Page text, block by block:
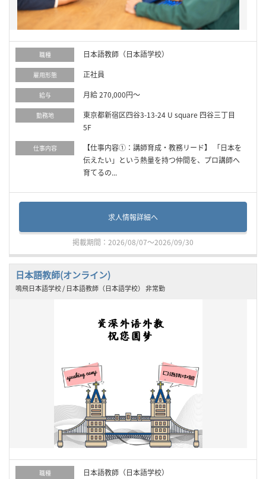
職種 日本語教師（日本語学校）
雇用形態 正社員
給与 月給 270,000円～
勤務地
東京都新宿区四谷3-13-24 U square 四谷三丁目
5F
仕事内容
【仕事内容①：講師育成・教務リード】 「日本を
伝えたい」という熱量を持つ仲間を、プロ講師へ
育てるの...
求人情報詳細へ
掲載期間：2026/08/07～2026/09/30
日本語教師(オンライン)
鳴飛日本語学校 / 日本語教師（日本語学校） 非常勤
職種 日本語教師（日本語学校）